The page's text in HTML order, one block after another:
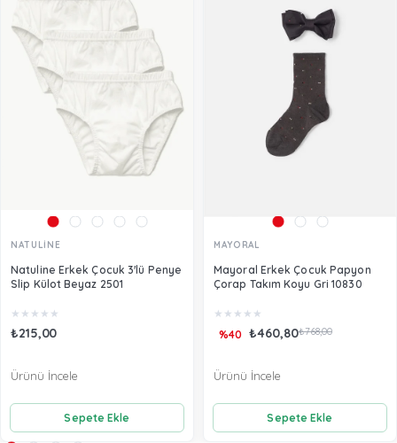
NATULİNE
Natuline Erkek Çocuk 3'lü Penye
Slip Külot Beyaz 2501
★ ★ ★ ★ ★
₺215,00
Sepete Ekle
Ürünü İncele
MAYORAL
Mayoral Erkek Çocuk Papyon
Çorap Takım Koyu Gri 10830
★ ★ ★ ★ ★
₺460,80₺768,00
%40
Sepete Ekle
Ürünü İncele